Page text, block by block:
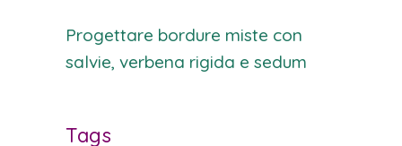
Progettare bordure miste con
salvie, verbena rigida e sedum
Tags